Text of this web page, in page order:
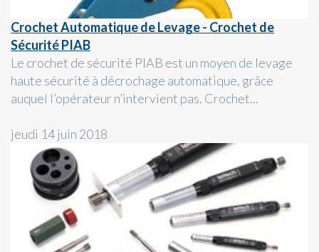
Crochet Automatique de Levage - Crochet de
Sécurité PIAB
Le crochet de sécurité PIAB est un moyen de levage
haute sécurité à décrochage automatique, grâce
auquel l’opérateur n’intervient pas. Crochet...
jeudi 14 juin 2018